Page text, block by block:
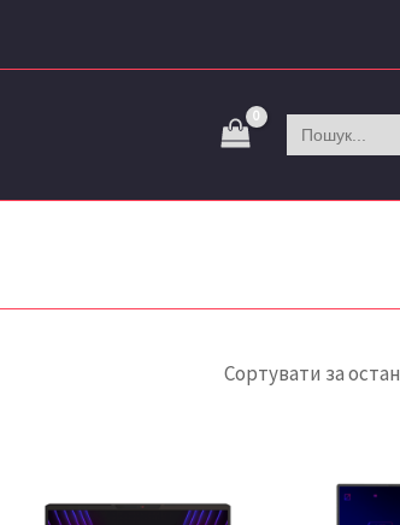
Search
for: